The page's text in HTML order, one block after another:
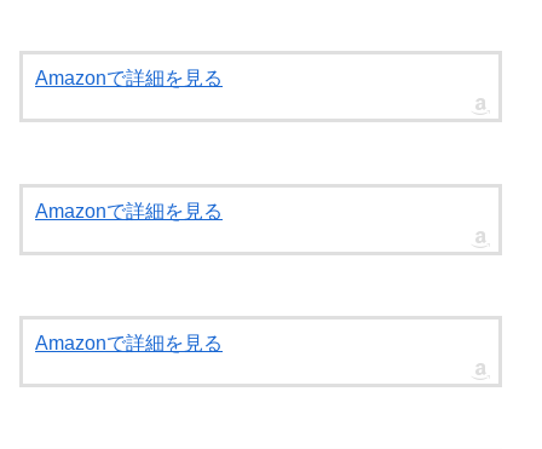
Amazonで詳細を見る
Amazonで詳細を見る
Amazonで詳細を見る